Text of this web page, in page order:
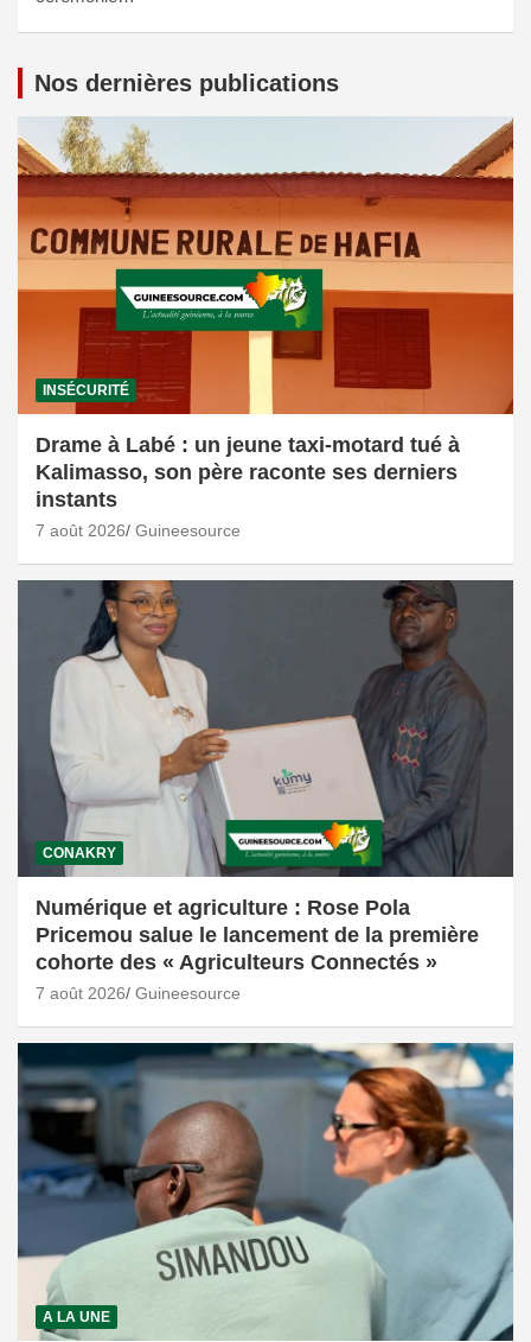
Nos dernières publications
INSÉCURITÉ
Drame à Labé : un jeune taxi-motard tué à
Kalimasso, son père raconte ses derniers
instants
7 août 2026 Guineesource
CONAKRY
Numérique et agriculture : Rose Pola
Pricemou salue le lancement de la première
cohorte des « Agriculteurs Connectés »
7 août 2026 Guineesource
A LA UNE